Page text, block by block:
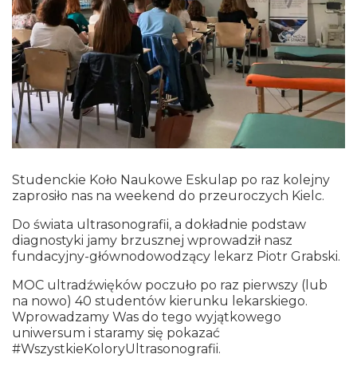
Studenckie Koło Naukowe Eskulap po raz kolejny
zaprosiło nas na weekend do przeuroczych Kielc.
Do świata ultrasonografii, a dokładnie podstaw
diagnostyki jamy brzusznej wprowadził nasz
fundacyjny-głównodowodzący lekarz Piotr Grabski.
MOC ultradźwięków poczuło po raz pierwszy (lub
na nowo) 40 studentów kierunku lekarskiego.
Wprowadzamy Was do tego wyjątkowego
uniwersum i staramy się pokazać
#WszystkieKoloryUltrasonografii.